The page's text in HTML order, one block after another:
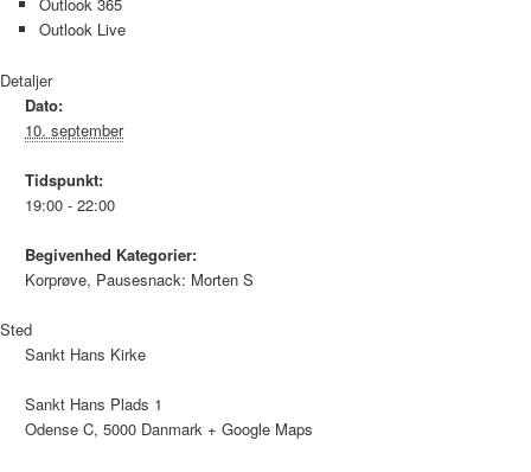
Outlook 365
Outlook Live
Detaljer
Dato:
10. september
Tidspunkt:
19:00 - 22:00
Begivenhed Kategorier:
Korprøve, Pausesnack: Morten S
Sted
Sankt Hans Kirke
Sankt Hans Plads 1
Odense C, 5000 Danmark + Google Maps